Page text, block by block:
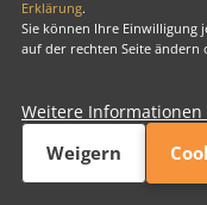
Erklärung.
Sie können Ihre Einwilligung
auf der rechten Seite
Weitere
Weigern